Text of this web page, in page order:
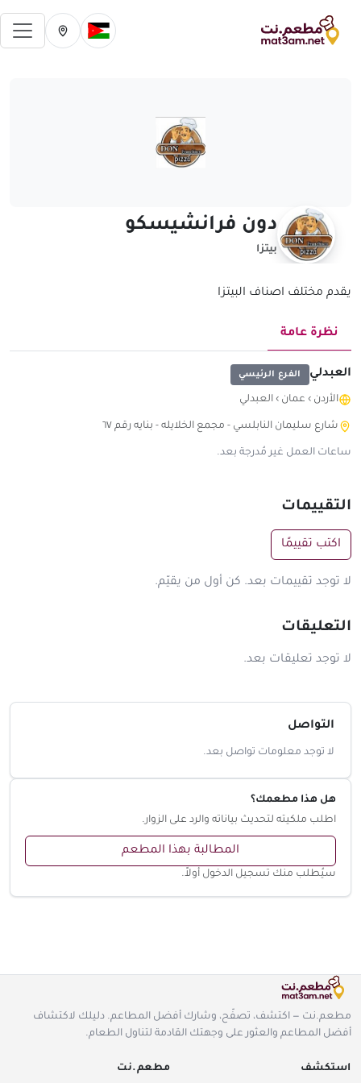
تغيير الدولة الحالية
تغيير المدينة
دون فرانشيسكو
بيتزا
يقدم مختلف اصناف البيتزا
نظرة عامة
العبدلي الفرع الرئيسي
الأردن › عمان › العبدلي
شارع سليمان النابلسي - مجمع الخلايله - بنايه رقم ٦٧
ساعات العمل غير مُدرجة بعد.
التقييمات
اكتب تقييمًا
لا توجد تقييمات بعد. كن أول من يقيّم.
التعليقات
لا توجد تعليقات بعد.
التواصل
لا توجد معلومات تواصل بعد.
هل هذا مطعمك؟
اطلب ملكيته لتحديث بياناته والرد على الزوار.
المطالبة بهذا المطعم
سيُطلب منك تسجيل الدخول أولاً.
مطعم.نت — اكتشف، تصفّح، وشارك أفضل المطاعم. دليلك لاكتشاف
أفضل المطاعم والعثور على وجهتك القادمة لتناول الطعام.
استكشف مطعم.نت